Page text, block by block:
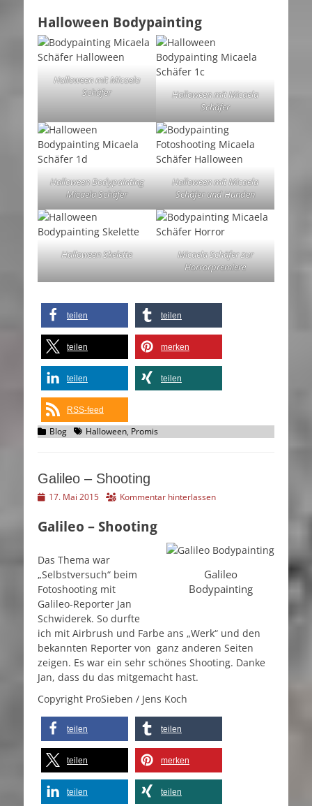
Halloween Bodypainting
Halloween mit Micaela
Schäfer
Halloween mit Micaela
Schäfer
Halloween Bodypainting
Micaela Schäfer
Halloween mit Micaela
Schäfer und Hunden
Halloween Skelette
Micaela Schäfer zur
Horrorpremiere
teilen teilen
teilen merken
teilen teilen
RSS-feed
Kategorien
Blog Schlagworte
Halloween, Promis
Galileo – Shooting
Veröffentlicht
17. Mai 2015 Kommentar hinterlassen
Galileo – Shooting
Galileo
Bodypainting
Das Thema war
„Selbstversuch“ beim
Fotoshooting mit
Galileo-Reporter Jan
Schwiderek. So durfte
ich mit Airbrush und Farbe ans „Werk“ und den
bekannten Reporter von ganz anderen Seiten
zeigen. Es war ein sehr schönes Shooting. Danke
Jan, dass du das mitgemacht hast.
Copyright ProSieben / Jens Koch
teilen teilen
teilen merken
teilen teilen